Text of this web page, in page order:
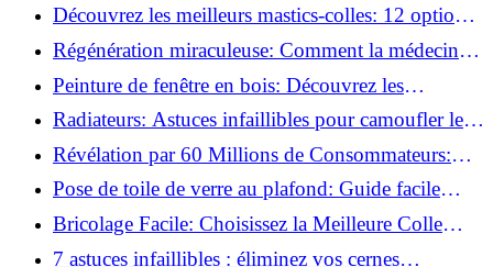
préparer vos surfaces!
Découvrez les meilleurs mastics-colles: 12 options
dès 6,70 €!
Régénération miraculeuse: Comment la médecine
régénérative peut restaurer votre confiance!
Peinture de fenêtre en bois: Découvrez les
techniques infaillibles pour un résultat parfait!
Radiateurs: Astuces infaillibles pour camoufler les
tuyaux apparents!
Révélation par 60 Millions de Consommateurs:
Découvrez le sérum anti-rides numéro un!
Pose de toile de verre au plafond: Guide facile
pour débutants!
Bricolage Facile: Choisissez la Meilleure Colle
pour Chaque Matériau!
7 astuces infaillibles : éliminez vos cernes